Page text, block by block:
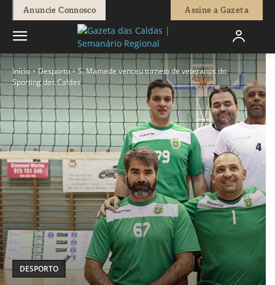
Anuncie Connosco Assine a Gazeta
Início Desporto
S. Mamede venceu torneio de veteranos do
Sporting das Caldas
DESPORTO